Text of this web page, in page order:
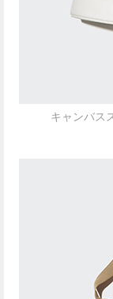
キャンバス